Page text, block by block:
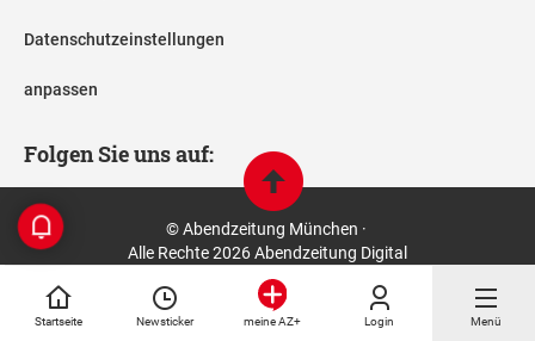
Startseite Newsticker meine AZ+ Login Menü
Datenschutzeinstellungen
anpassen
Folgen Sie uns auf:
© Abendzeitung München ·
Alle Rechte 2026 Abendzeitung Digital